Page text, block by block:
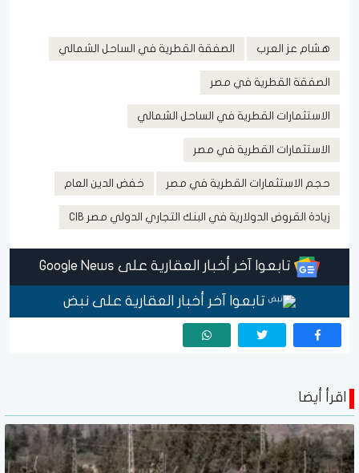
هشام عز العرب الصفقة القطرية في الساحل الشمالي
الصفقة القطرية في مصر
الاستثمارات القطرية في الساحل الشمالي
الاستثمارات القطرية في مصر
حجم الاستثمارات القطرية في مصر خفض الدين العام
زيادة القروض الدولارية في البنك التجاري الدولي مصر CIB
تابعوا آخر أخبار العقارية على Google News
تابعوا آخر أخبار العقارية على نبض
اقرأ أيضا